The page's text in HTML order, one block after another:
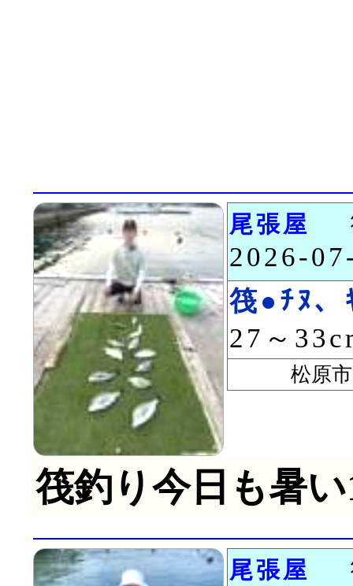
尾張屋
2026-
筏●ﾁﾇ、
27～
松原市
筏釣り今日も暑
尾張屋